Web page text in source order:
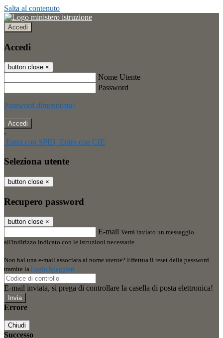
Salta al contenuto
Accedi
Accedi
button close ×
Nome Utente
Password
Password dimenticata?
-
Entra con SPID Entra con CIE
Seleziona utente
button close ×
Recupero password
button close ×
E-mail Verrà inviato un messaggio
all'indirizzo indicato con le istruzioni necessarie.
Non hai una e-mail associata al nome utente? Effettua il reset della password
tramite la Login Spaggiari
E-mail inviata, si prega di controllare la casella di posta elettronica!
Errore
Chiudi
Successo